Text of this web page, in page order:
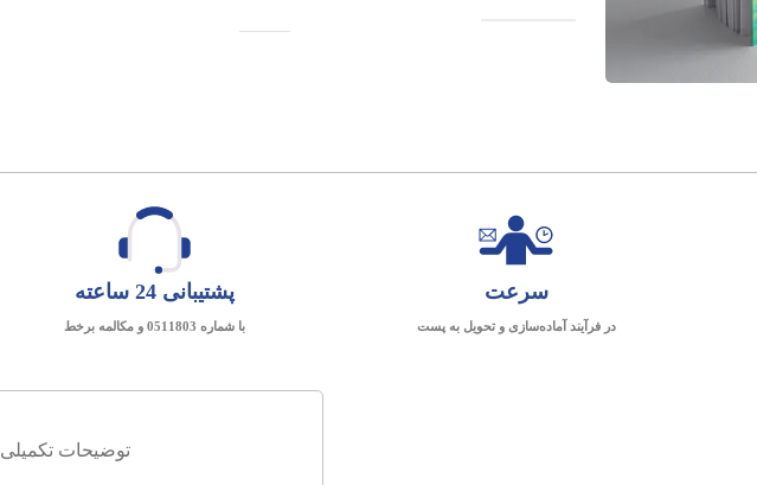
سرعت
در فرآیند آماده‌سازی و تحویل به پست
پشتیبانی 24 ساعته
با شماره 0511803 و مکالمه برخط
توضیحات تکمیلی